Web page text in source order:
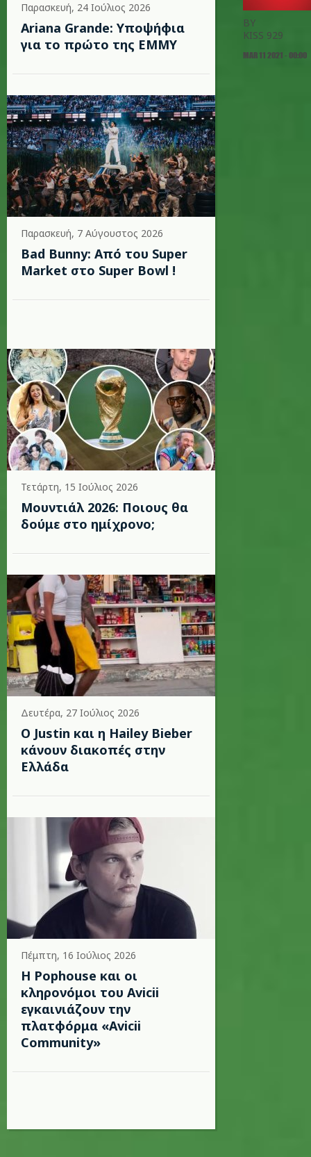
Παρασκευή, 24 Ιούλιος 2026
Ariana Grande: Υποψήφια
για το πρώτο της EMMY
Παρασκευή, 7 Αύγουστος 2026
Bad Bunny: Από του Super
Market στο Super Bowl !
Τετάρτη, 15 Ιούλιος 2026
Μουντιάλ 2026: Ποιους θα
δούμε στο ημίχρονο;
Δευτέρα, 27 Ιούλιος 2026
Ο Justin και η Hailey Bieber
κάνουν διακοπές στην
Ελλάδα
Πέμπτη, 16 Ιούλιος 2026
Η Pophouse και οι
κληρονόμοι του Avicii
εγκαινιάζουν την
πλατφόρμα «Avicii
Community»
BY
KISS 929
MAR 11 2021 - 00:00